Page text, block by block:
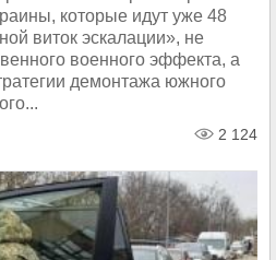
которые идут уже 48
виток эскалации», не
военного эффекта, а
демонтажа южного
2 124